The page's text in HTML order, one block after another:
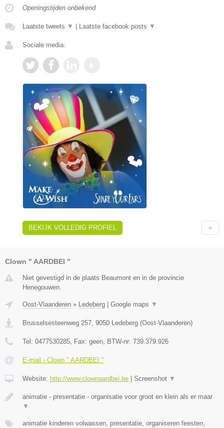
Openingstijden onbekend
Laatste tweets ▼ Laatste facebook posts ▼
Sociale media:
BEKIJK VOLLEDIG PROFIEL
Clown " AARDBEI "
Niet gevestigd in de plaats Beaumont en in de provincie
Henegouwen.
Oost-Vlaanderen » Ledeberg Google maps ▼
Brusselsesteenweg 257, 9050 Ledeberg (Oost-Vlaanderen)
Tel: 0477530285, Fax: geen, BTW-nr: 739.379.926
E-mail › Clown " AARDBEI "
Website: http://www.clownaardbei.be Screenshot ▼
animatie - presentatie - organisatie voor groot en klein als er maar
▼
animatie kinderen volwassen, presentatie, organiseren feesten,